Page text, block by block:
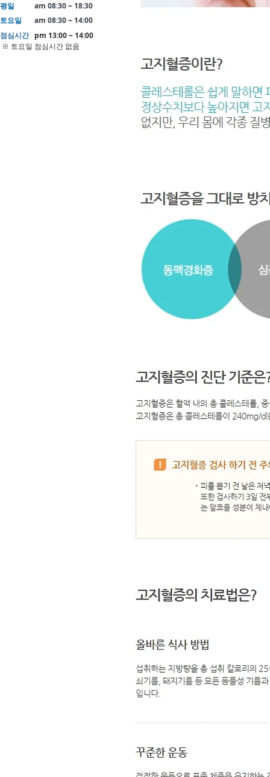
평일 am 08:30 ~ 18:30
토요일 am 08:30 ~ 14:00
점심시간 pm 13:00 ~ 14:00
​ ※ 토요일 점심시간 없음